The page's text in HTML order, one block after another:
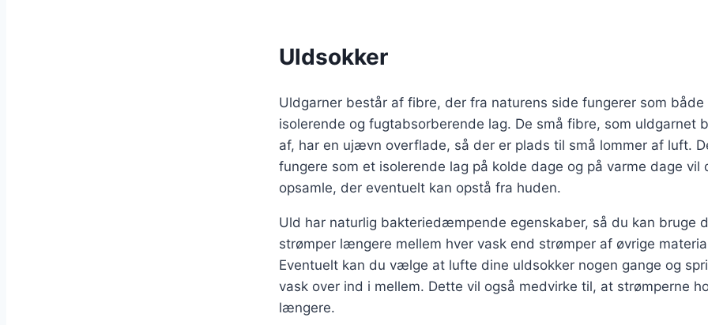
Uldsokker
Uldgarner består af fibre, der fra naturens side fungerer som både
isolerende og fugtabsorberende lag. De små fibre, som uldgarnet
af, har en ujævn overflade, så der er plads til små lommer af luft.
fungere som et isolerende lag på kolde dage og på varme dage vil
opsamle, der eventuelt kan opstå fra huden.
Uld har naturlig bakteriedæmpende egenskaber, så du kan bruge
strømper længere mellem hver vask end strømper af øvrige
Eventuelt kan du vælge at lufte dine uldsokker nogen gange og
vask over ind i mellem. Dette vil også medvirke til, at strømperne
længere.